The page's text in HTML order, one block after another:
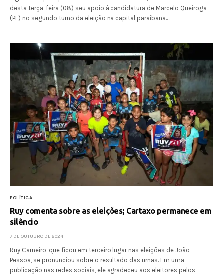
desta terça-feira (08) seu apoio à candidatura de Marcelo Queiroga
(PL) no segundo turno da eleição na capital paraibana.…
POLÍTICA
Ruy comenta sobre as eleições; Cartaxo permanece em
silêncio
7 DE OUTUBRO DE 2024
Ruy Carneiro, que ficou em terceiro lugar nas eleições de João
Pessoa, se pronunciou sobre o resultado das urnas. Em uma
publicação nas redes sociais, ele agradeceu aos eleitores pelos